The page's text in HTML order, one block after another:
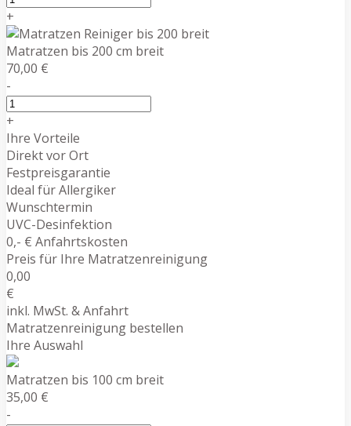
+
Matratzen bis 200 cm breit
70,00 €
-
+
Ihre Vorteile
Direkt vor Ort
Festpreisgarantie
Ideal für Allergiker
Wunschtermin
UVC-Desinfektion
0,- € Anfahrtskosten
Preis für Ihre Matratzenreinigung
0,00
€
inkl. MwSt. & Anfahrt
Matratzenreinigung bestellen
Ihre Auswahl
Matratzen bis 100 cm breit
35,00 €
-